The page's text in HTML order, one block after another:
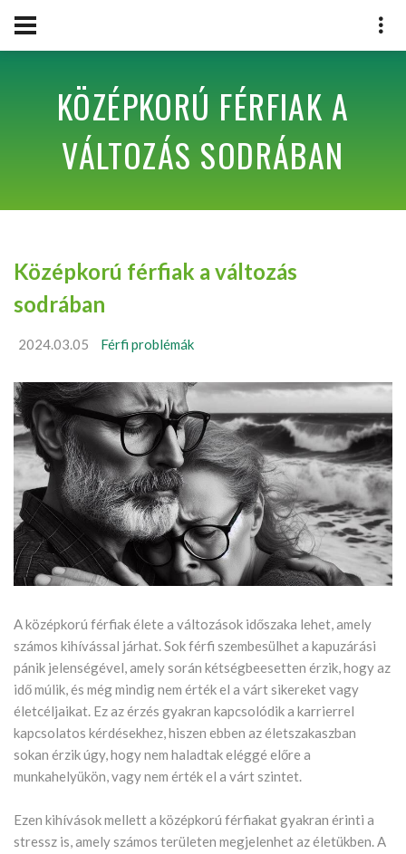
KÖZÉPKORÚ FÉRFIAK A
VÁLTOZÁS SODRÁBAN
Középkorú férfiak a változás
sodrában
2024.03.05 Férfi problémák
A középkorú férfiak élete a változások időszaka lehet, amely
számos kihívással járhat. Sok férfi szembesülhet a kapuzárási
pánik jelenségével, amely során kétségbeesetten érzik, hogy az
idő múlik, és még mindig nem érték el a várt sikereket vagy
életcéljaikat. Ez az érzés gyakran kapcsolódik a karrierrel
kapcsolatos kérdésekhez, hiszen ebben az életszakaszban
sokan érzik úgy, hogy nem haladtak eléggé előre a
munkahelyükön, vagy nem érték el a várt szintet.
Ezen kihívások mellett a középkorú férfiakat gyakran érinti a
stressz is, amely számos területen megjelenhet az életükben. A